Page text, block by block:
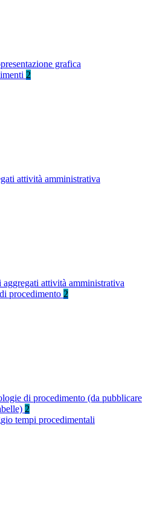
grafica
2
attività amministrativa
aggregati attività amministrativa
procedimento 2
di procedimento (da pubblicare
2
tempi procedimentali